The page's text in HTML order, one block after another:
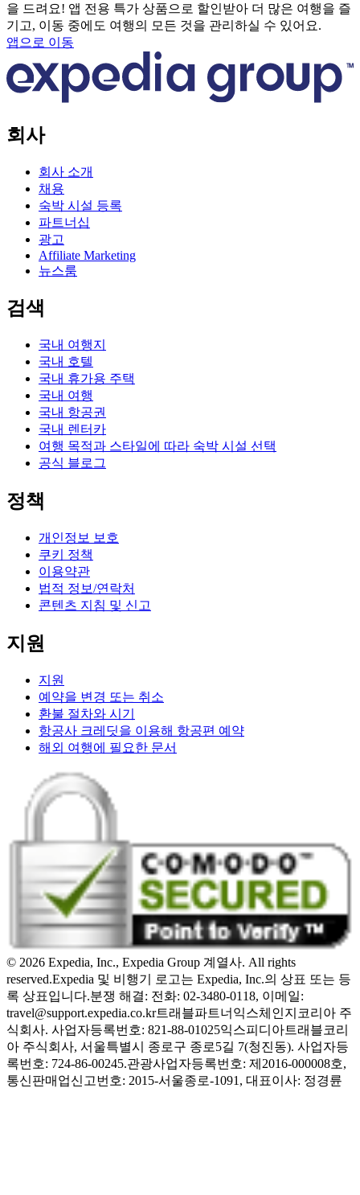
을 드려요! 앱 전용 특가 상품으로 할인받아 더 많은 여행을 즐
기고, 이동 중에도 여행의 모든 것을 관리하실 수 있어요.
앱으로 이동
회사
회사 소개
채용
숙박 시설 등록
파트너십
광고
Affiliate Marketing
뉴스룸
검색
국내 여행지
국내 호텔
국내 휴가용 주택
국내 여행
국내 항공권
국내 렌터카
여행 목적과 스타일에 따라 숙박 시설 선택
공식 블로그
정책
개인정보 보호
쿠키 정책
이용약관
법적 정보/연락처
콘텐츠 지침 및 신고
지원
지원
예약을 변경 또는 취소
환불 절차와 시기
항공사 크레딧을 이용해 항공편 예약
해외 여행에 필요한 문서
© 2026 Expedia, Inc., Expedia Group 계열사. All rights
reserved.Expedia 및 비행기 로고는 Expedia, Inc.의 상표 또는 등
록 상표입니다.분쟁 해결: 전화: 02-3480-0118, 이메일:
travel@support.expedia.co.kr트래블파트너익스체인지코리아 주
식회사. 사업자등록번호: 821-88-01025익스피디아트래블코리
아 주식회사, 서울특별시 종로구 종로5길 7(청진동). 사업자등
록번호: 724-86-00245.관광사업자등록번호: 제2016-000008호,
통신판매업신고번호: 2015-서울종로-1091, 대표이사: 정경륜